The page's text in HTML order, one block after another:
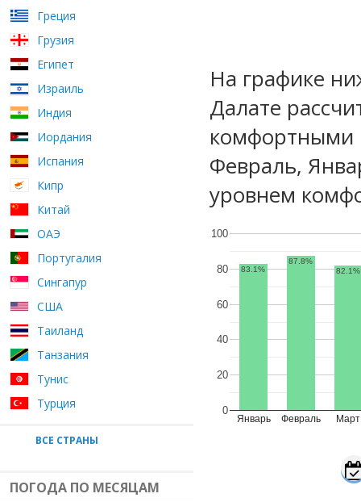
Греция
Грузия
Египет
Израиль
Индия
Иордания
Испания
Кипр
Китай
ОАЭ
Португалия
Сингапур
США
Таиланд
Танзания
Тунис
Турция
ВСЕ СТРАНЫ
ПОГОДА ПО МЕСЯЦАМ
На графике
Далате
комфортными
Февраль,
уровнем
Январь Февраль Март
0
20
40
60
80
100
83.1%
87.8%
82.1%